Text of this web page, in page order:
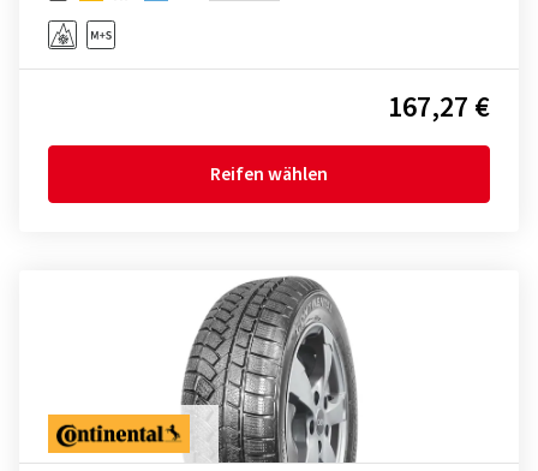
167,27 €
Reifen wählen